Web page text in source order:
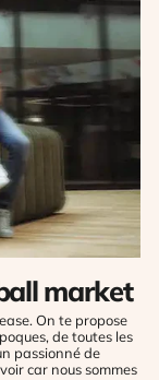
market
On te propose
de toutes les
passionné de
car nous sommes